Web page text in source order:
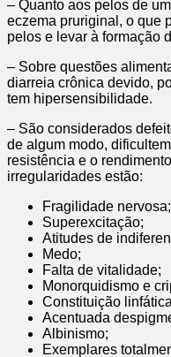
– Quanto aos pelos de
eczema pruriginal, o que
pelos e levar à formação
– Sobre questões
diarreia crônica devido,
tem hipersensibilidade.
– São considerados
de algum modo,
resistência e o
irregularidades estão:
Fragilidade nervosa;
Superexcitação;
Atitudes de
Medo;
Falta de vitalidade;
Monorquidismo e
Constituição
Acentuada
Albinismo;
Exemplares